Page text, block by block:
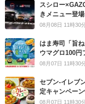
スシロー
きメニュー登場
08月08日 11時30
はま寿司「旨
ウマグロ100円
08月07日 11時30
セブン‐イレブ
定キャンペー
08月07日 11時30